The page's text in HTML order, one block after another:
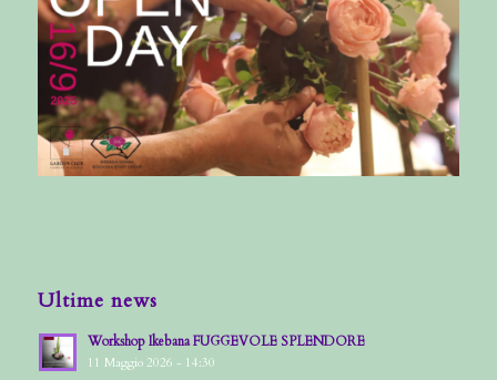
Ultime news
Workshop Ikebana FUGGEVOLE SPLENDORE
11 Maggio 2026 - 14:30